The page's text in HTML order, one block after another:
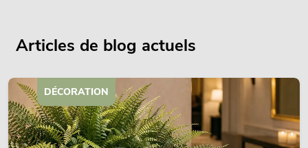
Articles de blog actuels
DÉCORATION